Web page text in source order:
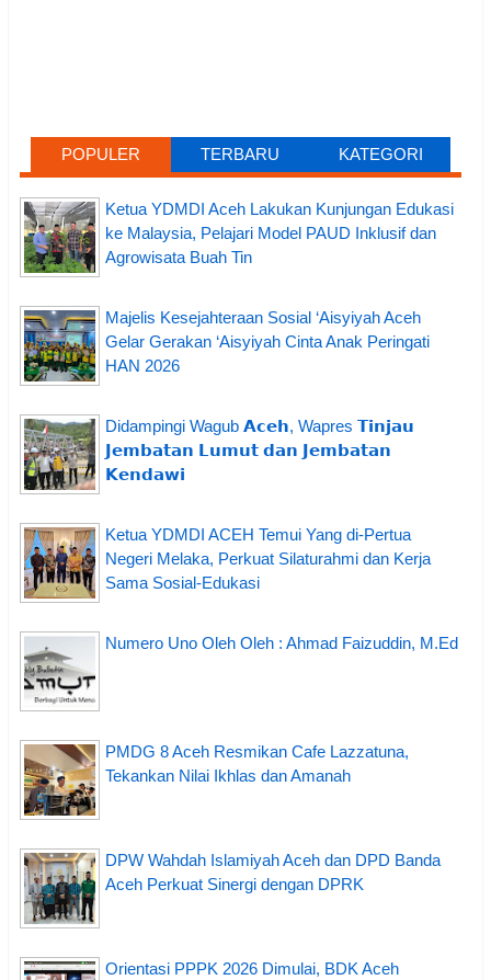
POPULER TERBARU KATEGORI
Ketua YDMDI Aceh Lakukan Kunjungan Edukasi
ke Malaysia, Pelajari Model PAUD Inklusif dan
Agrowisata Buah Tin
Majelis Kesejahteraan Sosial ‘Aisyiyah Aceh
Gelar Gerakan ‘Aisyiyah Cinta Anak Peringati
HAN 2026
Didampingi Wagub 𝗔𝗰𝗲𝗵, Wapres 𝗧𝗶𝗻𝗷𝗮𝘂
𝗝𝗲𝗺𝗯𝗮𝘁𝗮𝗻 𝗟𝘂𝗺𝘂𝘁 𝗱𝗮𝗻 𝗝𝗲𝗺𝗯𝗮𝘁𝗮𝗻
𝗞𝗲𝗻𝗱𝗮𝘄𝗶
Ketua YDMDI ACEH Temui Yang di-Pertua
Negeri Melaka, Perkuat Silaturahmi dan Kerja
Sama Sosial-Edukasi
Numero Uno Oleh Oleh : Ahmad Faizuddin, M.Ed
PMDG 8 Aceh Resmikan Cafe Lazzatuna,
Tekankan Nilai Ikhlas dan Amanah
DPW Wahdah Islamiyah Aceh dan DPD Banda
Aceh Perkuat Sinergi dengan DPRK
Orientasi PPPK 2026 Dimulai, BDK Aceh